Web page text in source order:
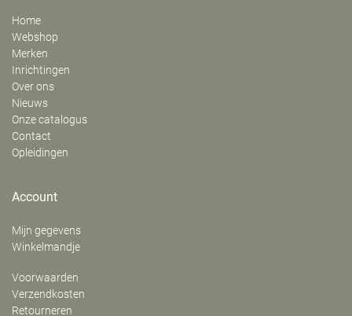
Home
Webshop
Merken
Inrichtingen
Over ons
Nieuws
Onze catalogus
Contact
Opleidingen
Account
Mijn gegevens
Winkelmandje
Voorwaarden
Verzendkosten
Retourneren